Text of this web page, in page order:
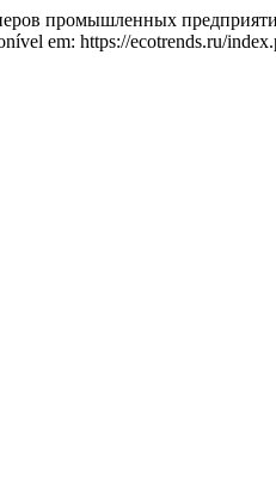
промышленных предприятий
em: https://ecotrends.ru/